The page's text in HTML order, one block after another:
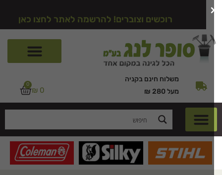
רוכשים וצוברים! להרשמה לאתר לחצו כאן
משלוח חינם בקניה
מעל 280 ₪
₪